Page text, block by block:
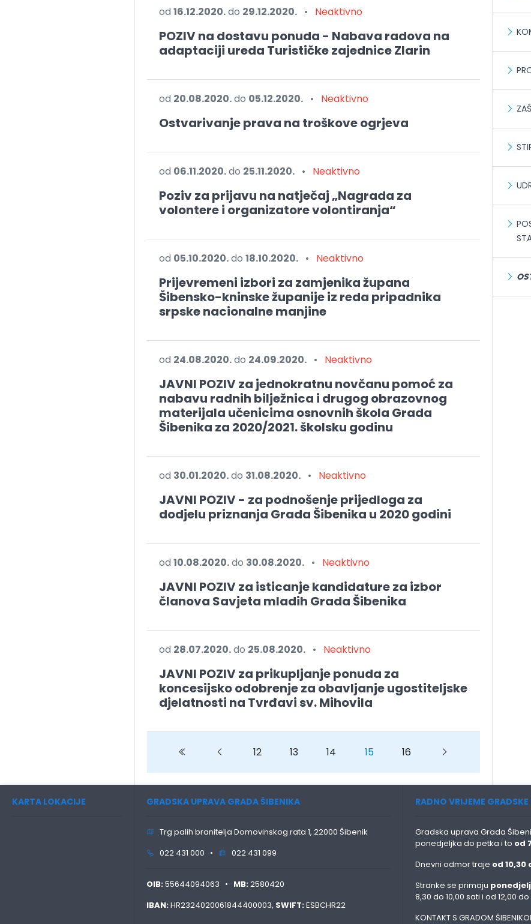
od 16.12.2020.do 29.12.2020. • Neaktivno
POZIV na dostavu ponuda - Nabava radova na
adaptaciji ureda Turističke zajednice Zlarin
od 20.08.2020.do 05.12.2020. • Neaktivno
Ostvarivanje prava na troškove ogrjeva
od 06.11.2020.do 25.11.2020. • Neaktivno
Poziv za prijavu na natječaj „Nagrada za
volontere i organizatore volontiranja“
od 05.10.2020.do 18.10.2020. • Neaktivno
Prijevremeni izbori za zamjenika župana
Šibensko-kninske županije iz reda pripadnika
srpske nacionalne manjine
od 24.08.2020.do 24.09.2020. • Neaktivno
JAVNI POZIV za jednokratnu novčanu pomoć za
nabavu radnih bilježnica i drugog obrazovnog
materijala učenicima osnovnih škola Grada
Šibenika za 2020/2021. školsku godinu
od 30.01.2020.do 31.08.2020. • Neaktivno
JAVNI POZIV - za podnošenje prijedloga za
dodjelu priznanja Grada Šibenika u 2020 godini
od 10.08.2020.do 30.08.2020. • Neaktivno
JAVNI POZIV za isticanje kandidature za izbor
članova Savjeta mladih Grada Šibenika
od 28.07.2020.do 25.08.2020. • Neaktivno
JAVNI POZIV za prikupljanje ponuda za
koncesijsko odobrenje za obavljanje ugostiteljske
djelatnosti na Tvrđavi sv. Mihovila
Previous Previous
12 13 14 15 16
KARTA LOKACIJE GRADSKA UPRAVA GRADA ŠIBENIKA
Trg palih branitelja Domovinskog rata 1, 22000 Šibenik
022 431 000 •
022 431 099
OIB:55644094063 • MB:2580420
IBAN:HR2324020061844400003, SWIFT:ESBCHR22
RADNO VRIJEME GRADSKE
Gradska uprava Grada
ponedjeljka do petka i to od
Dnevni odmor traje od 10,30
Stranke se primaju
8,30 do 10,00 sati i od 12,00 do
KONTAKT S GRADOM